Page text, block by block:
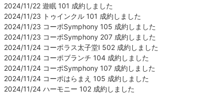
2024/11/22 遊眠 101 成約しました
2024/11/23 トゥインクル 101 成約しました
2024/11/23 コーポSymphony 105 成約しました
2024/11/23 コーポSymphony 207 成約しました
2024/11/24 コーポラス太子堂Ⅰ 502 成約しました
2024/11/24 コーポブランチ 104 成約しました
2024/11/24 コーポSymphony 107 成約しました
2024/11/24 コーポはらまえ 105 成約しました
2024/11/24 ハーモニー 102 成約しました